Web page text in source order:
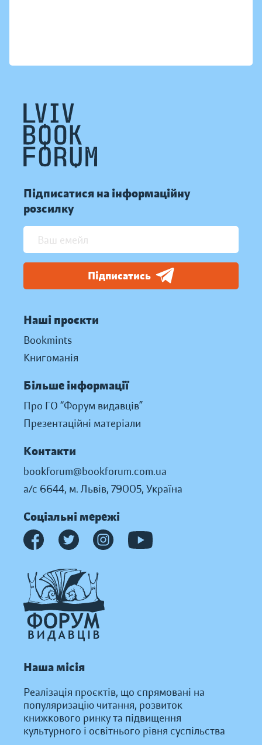
Підписатися на інформаційну
розсилку
Підписатись
Наші проєкти
Bookmints
Книгоманія
Більше інформації
Про ГО “Форум видавців”
Презентаційні матеріали
Контакти
bookforum@bookforum.com.ua
а/с 6644, м. Львів, 79005, Україна
Соціальні мережі
Наша місія
Реалізація проєктів, що спрямовані на
популяризацію читання, розвиток
книжкового ринку та підвищення
культурного і освітнього рівня суспільства